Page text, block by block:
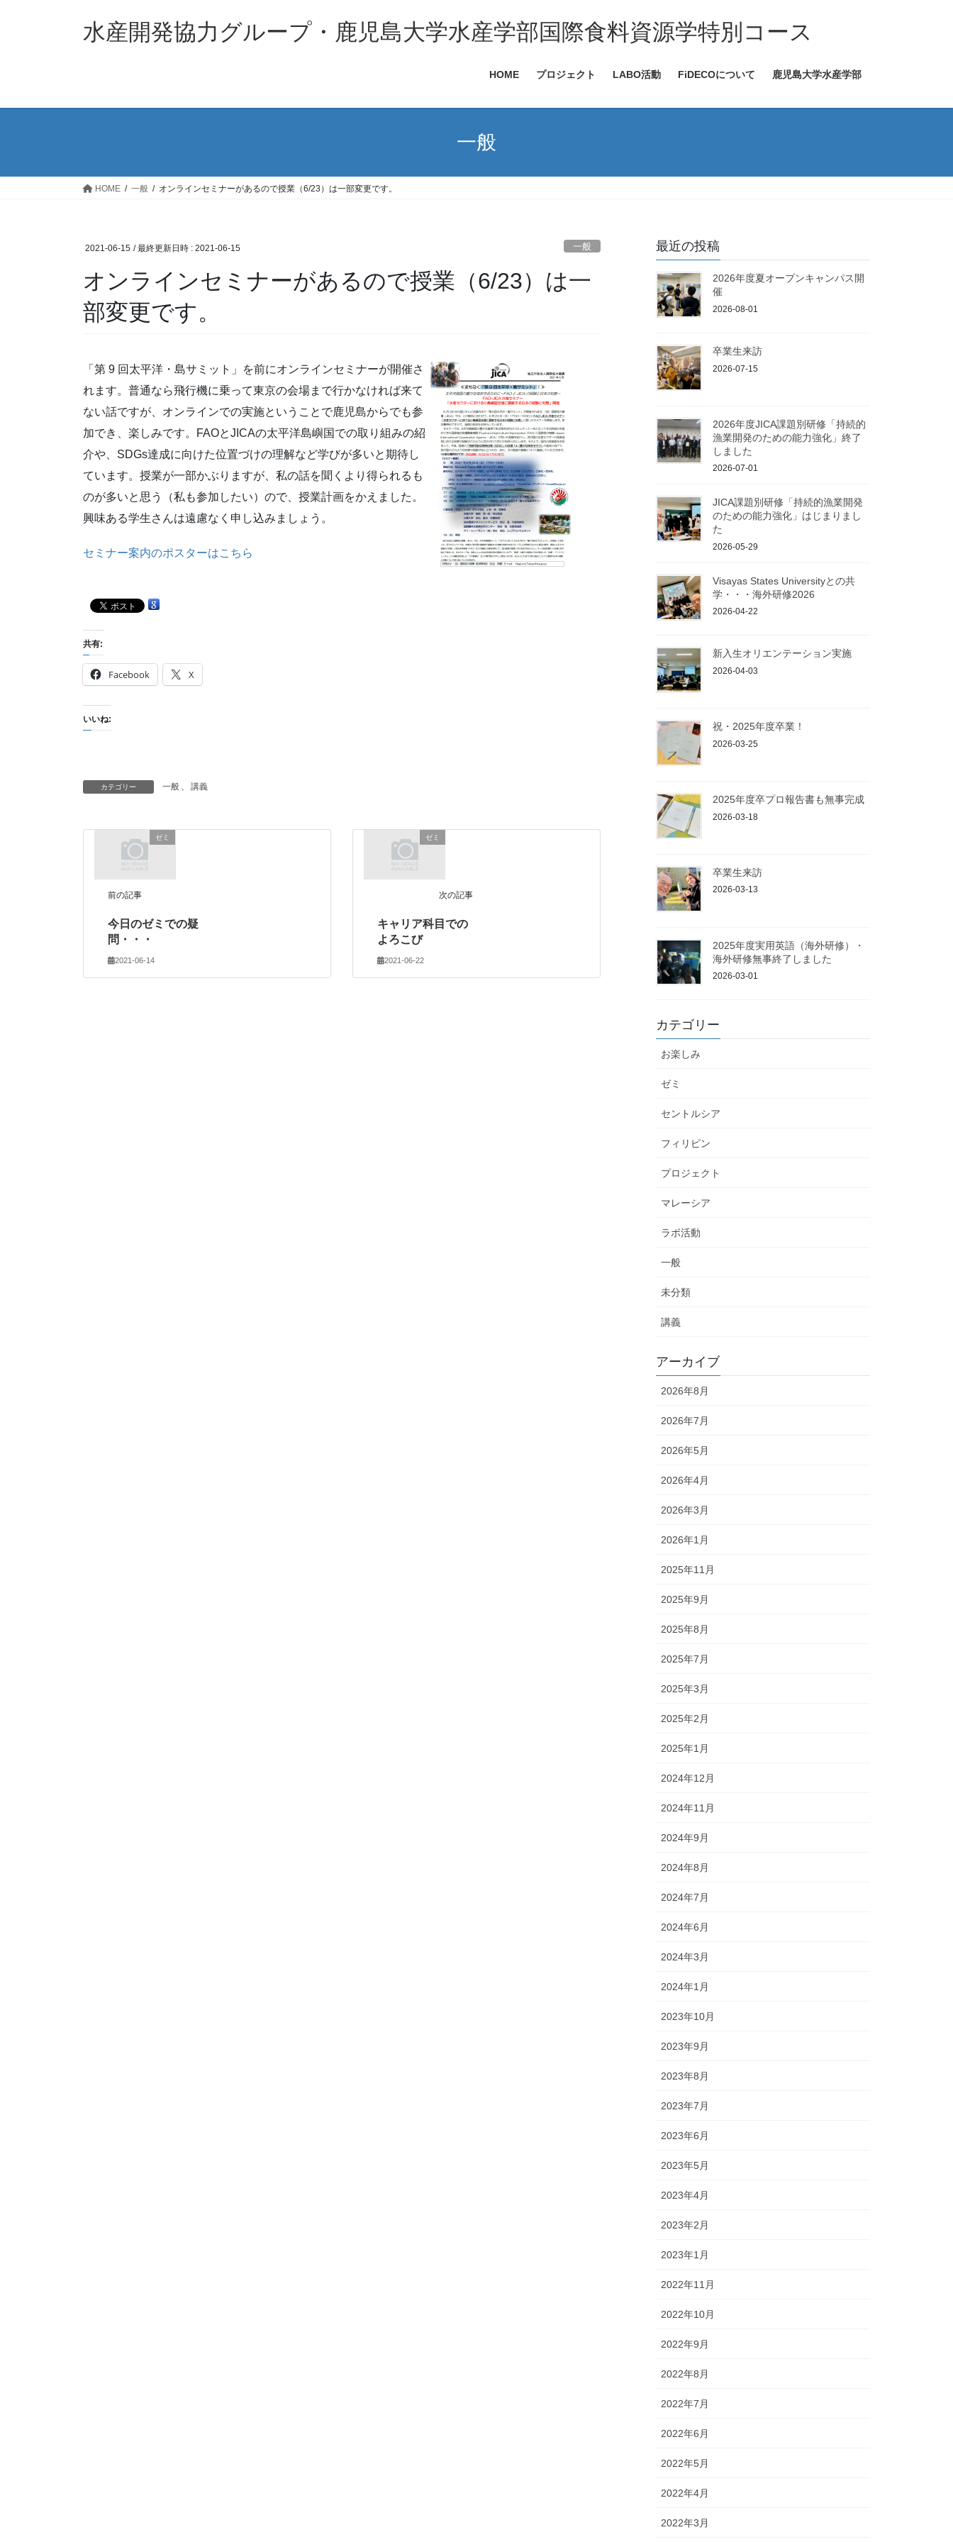
ス
ン
水産開発協力グループ・鹿児島大学水産学部国際食料資源学特別コース
HOME プロジェクト LABO活動 FiDECOについて 鹿児島大学水産学部
一般
HOME 一般 オンラインセミナーがあるので授業（6/23）は一部変更です。
2021-06-15 / 最終更新日時 : 2021-06-15 一般
オンラインセミナーがあるので授業（6/23）は一
部変更です。
「第 9 回太平洋・島サミット」を前にオンラインセミナーが開催さ
れます。普通なら飛行機に乗って東京の会場まで行かなければ来て
ない話ですが、オンラインでの実施ということで鹿児島からでも参
加でき、楽しみです。FAOとJICAの太平洋島嶼国での取り組みの紹
介や、SDGs達成に向けた位置づけの理解など学びが多いと期待し
ています。授業が一部かぶりますが、私の話を聞くより得られるも
のが多いと思う（私も参加したい）ので、授業計画をかえました。
興味ある学生さんは遠慮なく申し込みましょう。
セミナー案内のポスターはこちら
共有:
Facebook X
いいね:
カテゴリー 一般 講義
ゼミ
前の記事
今日のゼミでの疑
問・・・
2021-06-14
ゼミ
次の記事
キャリア科目での
よろこび
2021-06-22
最近の投稿
2026年度夏オープンキャンパス開
催
2026-08-01
卒業生来訪
2026-07-15
2026年度JICA課題別研修「持続的
漁業開発のための能力強化」終了
しました
2026-07-01
JICA課題別研修「持続的漁業開発
のための能力強化」はじまりまし
た
2026-05-29
Visayas States Universityとの共
学・・・海外研修2026
2026-04-22
新入生オリエンテーション実施
2026-04-03
祝・2025年度卒業！
2026-03-25
2025年度卒プロ報告書も無事完成
2026-03-18
卒業生来訪
2026-03-13
2025年度実用英語（海外研修）・
海外研修無事終了しました
2026-03-01
カテゴリー
お楽しみ
ゼミ
セントルシア
フィリピン
プロジェクト
マレーシア
ラボ活動
一般
未分類
講義
アーカイブ
2026年8月
2026年7月
2026年5月
2026年4月
2026年3月
2026年1月
2025年11月
2025年9月
2025年8月
2025年7月
2025年3月
2025年2月
2025年1月
2024年12月
2024年11月
2024年9月
2024年8月
2024年7月
2024年6月
2024年3月
2024年1月
2023年10月
2023年9月
2023年8月
2023年7月
2023年6月
2023年5月
2023年4月
2023年2月
2023年1月
2022年11月
2022年10月
2022年9月
2022年8月
2022年7月
2022年6月
2022年5月
2022年4月
2022年3月